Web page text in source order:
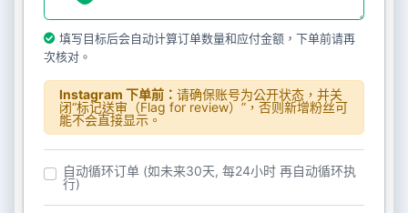
填写目标后会自动计算订单数量和应付金额，下单前请再
次核对。
Instagram 下单前： 请确保账号为公开状态，并关
闭“标记送审（Flag for review）”，否则新增粉丝可
能不会直接显示。
自动循环订单 (如未来30天, 每24小时 再自动循环执
行)